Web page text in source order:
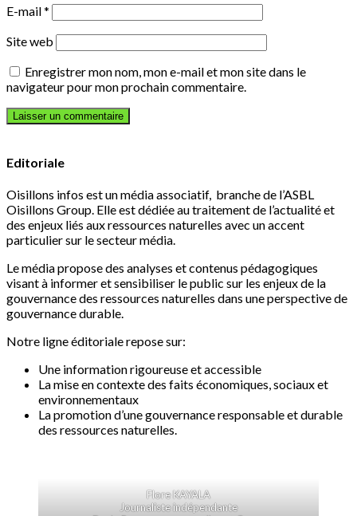
E-mail*
Site web
Enregistrer mon nom, mon e-mail et mon site dans le
navigateur pour mon prochain commentaire.
Editoriale
Oisillons infos est un média associatif, branche de l’ASBL
Oisillons Group. Elle est dédiée au traitement de l’actualité et
des enjeux liés aux ressources naturelles avec un accent
particulier sur le secteur média.
Le média propose des analyses et contenus pédagogiques
visant à informer et sensibiliser le public sur les enjeux de la
gouvernance des ressources naturelles dans une perspective de
gouvernance durable.
Notre ligne éditoriale repose sur:
Une information rigoureuse et accessible
La mise en contexte des faits économiques, sociaux et
environnementaux
La promotion d’une gouvernance responsable et durable
des ressources naturelles.
Flore KAYALA
Journaliste indépendante